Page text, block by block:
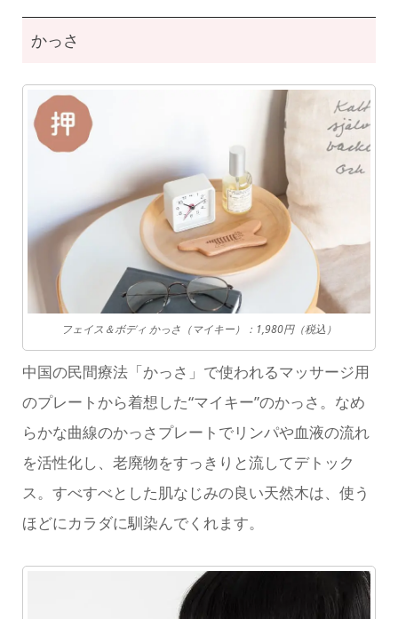
かっさ
フェイス＆ボディ かっさ（マイキー）： 1,980円（税込）
中国の民間療法「かっさ」で使われるマッサージ用
のプレートから着想した“マイキー”のかっさ。なめ
らかな曲線のかっさプレートでリンパや血液の流れ
を活性化し、老廃物をすっきりと流してデトック
ス。すべすべとした肌なじみの良い天然木は、使う
ほどにカラダに馴染んでくれます。